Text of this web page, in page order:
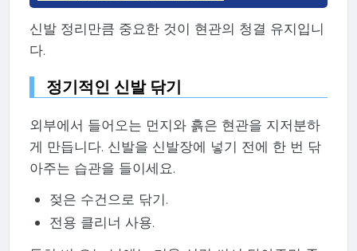
신발 정리만큼 중요한 것이 현관의 청결 유지입니
다.
정기적인 신발 닦기
외부에서 들어오는 먼지와 흙은 현관을 지저분하
게 만듭니다. 신발을 신발장에 넣기 전에 한 번 닦
아주는 습관을 들이세요.
젖은 수건으로 닦기.
전용 클리너 사용.